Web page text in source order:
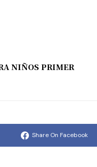
NIÑOS PRIMER
Share On Facebook